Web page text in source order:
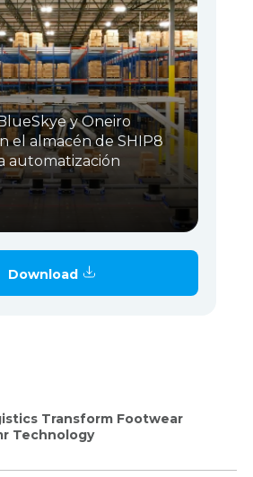
y Oneiro
el almacén de SHIP8
automatización
Download
Transform Footwear
Technology